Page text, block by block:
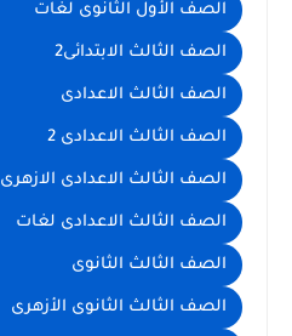
الصف الأول الثانوى لغات
الصف الثالث الابتدائى2
الصف الثالث الاعدادى
الصف الثالث الاعدادى 2
الصف الثالث الاعدادى الازهرى
الصف الثالث الاعدادى لغات
الصف الثالث الثانوى
الصف الثالث الثانوى الأزهرى